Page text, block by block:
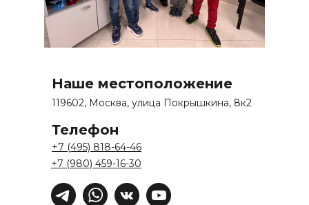
Наше местоположение
119602, Москва, улица Покрышкина, 8к2
Телефон
+7 (495) 818-64-46
+7 (980) 459-16-30
Новости
Ответы на вопросы
pm@inginirium-tn.ru
Хотите работать у нас?
press@inginirium-tn.ru
Для СМИ